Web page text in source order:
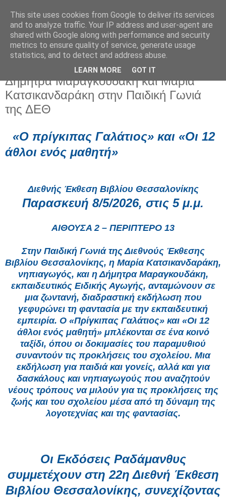
Παρασκευή 8 Μαΐου 2026
Δήμητρα Μαραγκουδάκη και Μαρία
Κατσικανδαράκη στην Παιδική Γωνιά
της ΔΕΘ
«Ο πρίγκιπας Γαλάτιος» και «Οι 12
άθλοι ενός μαθητή»
Διεθνής Έκθεση Βιβλίου Θεσσαλονίκης
Παρασκευή 8/5/2026, στις 5 μ.μ.
ΑΙΘΟΥΣΑ 2 – ΠΕΡΙΠΤΕΡΟ 13
Στην Παιδική Γωνιά της Διεθνούς Έκθεσης
Βιβλίου Θεσσαλονίκης, η Μαρία Κατσικανδαράκη,
νηπιαγωγός, και η Δήμητρα Μαραγκουδάκη,
εκπαιδευτικός Ειδικής Αγωγής, ανταμώνουν σε
μια ζωντανή, διαδραστική εκδήλωση που
γεφυρώνει τη φαντασία με την εκπαιδευτική
εμπειρία. Ο «Πρίγκιπας Γαλάτιος» και «Οι 12
άθλοι ενός μαθητή» μπλέκονται σε ένα κοινό
ταξίδι, όπου οι δοκιμασίες του παραμυθιού
συναντούν τις προκλήσεις του σχολείου. Μια
εκδήλωση για παιδιά και γονείς, αλλά και για
δασκάλους και νηπιαγωγούς που αναζητούν
νέους τρόπους να μιλούν για τις προκλήσεις της
ζωής και του σχολείου μέσα από τη δύναμη της
λογοτεχνίας και της φαντασίας.
Οι Εκδόσεις Ραδάμανθυς
συμμετέχουν στη 22η Διεθνή Έκθεση
Βιβλίου Θεσσαλονίκης, συνεχίζοντας
This site uses cookies from Google to deliver its services
and to analyze traffic. Your IP address and user-agent are
shared with Google along with performance and security
metrics to ensure quality of service, generate usage
statistics, and to detect and address abuse.
LEARN MORE GOT IT